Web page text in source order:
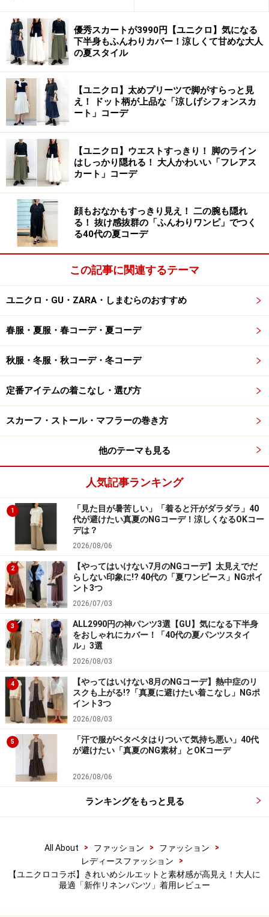
「コントワー・デ・コトニエ」とのコラボアイテム。シ
ンプルな中にもフレンチシックなテイストが感じられ、
大人の女性のデイリーコーデにいちおしのコラボです。
フロント部分は、写真のようにボタン＆ファスナーです
っきりとしたつくりになっています。
ウエストの後ろはゴム製で、はき心地も抜群です
ウエストの後ろ部分はゴム製になっていて、楽ちんには
けるのがうれしいポイント。
蒸し暑い季節も快適なリネンブレンド素材
が「買い！」
ます
購入の決め手になったのは、アイテム名にもある「リネ
天然素材を使用しているため、通気性が高いうえに肌触
りも気持ちがよく、梅雨から猛暑までの蒸し暑い季節に
も涼しく快適にはけそうだなと思いました。
リネン混でも透けないのが高ポイントです
リネン素材が多く使われていると天然素材ゆえの目の粗
さで、ものによっては透けてしまうこともあるのです
が、こちらは指をかざしてみても透けず、安心です。ま
た、とても軽い生地なので、ストレスなくはけるのも高
ポイントです。
太めのまま、“すとん”ときれいに落ちる絶
妙シルエット
すとんと落ちてきれい見えする絶妙なワイドシルエットが大
人向け
形は、裾に向かって広がらず、程よい太さをキープした
まま下にすとんと落ちるワイドストレート。このシルエ
ットが本当に絶妙で、お仕事コーデやきちんとした場に
はいていけそうな上品さがあります。
横から見たときでも、下半身のラインを拾わない絶妙な太さ
が◎
サイドから見てみても、気になるヒップまわりや足の付
ない形が本当に優秀。
少し赤みを帯びたようなブラウンの色味も、抜け感があ
って春夏らしい着こなしにぴったり。こちらの着こなし
優秀スカートが3990円【ユニクロ】気になる
下半身もふんわりカバー！涼しくて甘めな大人
の夏スタイル
【ユニクロ】太めプリーツで脚がすらっと見
え！ ドット柄が上品な「涼しげシフォンスカ
ート」コーデ
【ユニクロ】ウエストすっきり！ 脚のライン
はしっかり隠れる！ 大人かわいい「フレアス
カート」コーデ
顔もおなかもすっきり見え！ 二の腕も隠れ
る！ 抜け感抜群の「ふんわりワンピ」でつく
る40代の夏コーデ
この記事に関連するテーマ
ユニクロ・GU・ZARA・しまむらのおすすめ
春服・夏服・春コーデ・夏コーデ
秋服・冬服・秋コーデ・冬コーデ
定番アイテムの着こなし・選び方
スカーフ・ストール・マフラーの巻き方
他のテーマも見る
人気記事ランキング
1
「見た目が暑苦しい」「着ると汗がダラダラ」40
代が避けたい真夏のNGコーデ！涼しくなるOKコー
デは？
2026/08/06
2
【やってはいけない7月のNGコーデ】太見えでだ
らしない印象に!? 40代の「夏ワンピース」NGポイ
ント3つ
2026/07/03
3
ALL2990円の神パンツ3選【GU】気になる下半身
をおしゃれにカバー！「40代の夏パンツスタイ
ル」3選
2026/08/03
4
【やってはいけない8月のNGコーデ】熱中症のリ
スクも上がる!?「真夏に避けたい着こなし」NGポ
イント3つ
2026/08/03
5
「汗で服がベタベタはりついて気持ち悪い」40代
が避けたい「真夏のNG素材」とOKコーデ
2026/08/06
ランキングをもっと見る
All About > ファッション > ファッション
>
レディースファッション
>
【ユニクロコラボ】きれいめシルエットと素材感が高見え！大人に
最適「新作リネンパンツ」着用レビュー